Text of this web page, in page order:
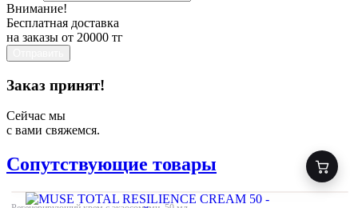
Внимание!
Бесплатная доставка
на заказы от 20000 тг
Заказ принят!
Сейчас мы
с вами свяжемся.
Сопутствующие товары